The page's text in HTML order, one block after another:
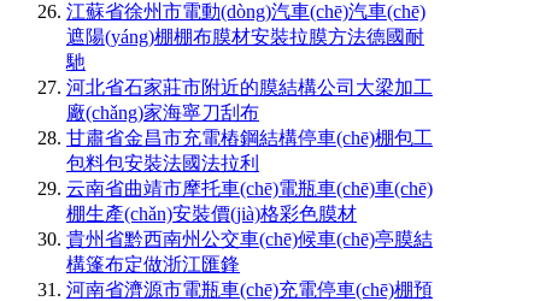
江蘇省徐州市電動(dòng)汽車(chē)汽車(chē)
遮陽(yáng)棚棚布膜材安裝拉膜方法德國耐
馳
河北省石家莊市附近的膜結構公司大梁加工
廠(chǎng)家海寧刀刮布
甘肅省金昌市充電樁鋼結構停車(chē)棚包工
包料包安裝法國法拉利
云南省曲靖市摩托車(chē)電瓶車(chē)車(chē)
棚生產(chǎn)安裝價(jià)格彩色膜材
貴州省黔西南州公交車(chē)候車(chē)亭膜結
構篷布定做浙江匯鋒
河南省濟源市電瓶車(chē)充電停車(chē)棚預